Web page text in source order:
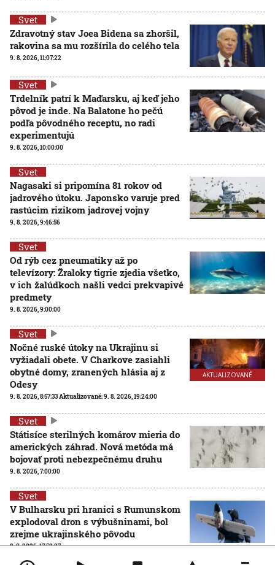
Svet
Zdravotný stav Joea Bidena sa zhoršil,
rakovina sa mu rozšírila do celého tela
9. 8. 2026, 11:07:22
Svet
Trdelník patrí k Maďarsku, aj keď jeho
pôvod je inde. Na Balatone ho pečú
podľa pôvodného receptu, no radi
experimentujú
9. 8. 2026, 10:00:00
Svet
Nagasaki si pripomína 81 rokov od
jadrového útoku. Japonsko varuje pred
rastúcim rizikom jadrovej vojny
9. 8. 2026, 9:46:56
Svet
Od rýb cez pneumatiky až po
televízory: Žraloky tigrie zjedia všetko,
v ich žalúdkoch našli vedci prekvapivé
predmety
9. 8. 2026, 9:00:00
AKTUALIZOVANÉ
Svet
Nočné ruské útoky na Ukrajinu si
vyžiadali obete. V Charkove zasiahli
obytné domy, zranených hlásia aj z
Odesy
9. 8. 2026, 8:57:33Aktualizované:9. 8. 2026, 19:24:00
Svet
Státisíce sterilných komárov mieria do
amerických záhrad. Nová metóda má
bojovať proti nebezpečnému druhu
9. 8. 2026, 7:00:00
Svet
V Bulharsku pri hranici s Rumunskom
explodoval dron s výbušninami, bol
zrejme ukrajinského pôvodu
8. 8. 2026, 17:52:27